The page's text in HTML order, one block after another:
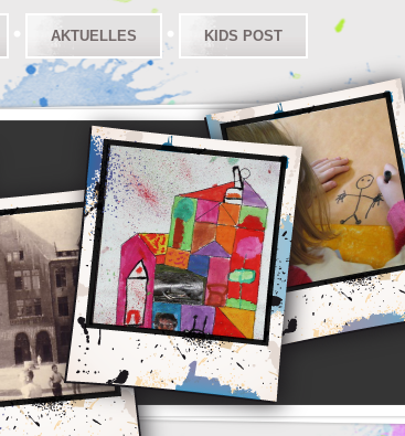
AKTUELLES KIDS POST